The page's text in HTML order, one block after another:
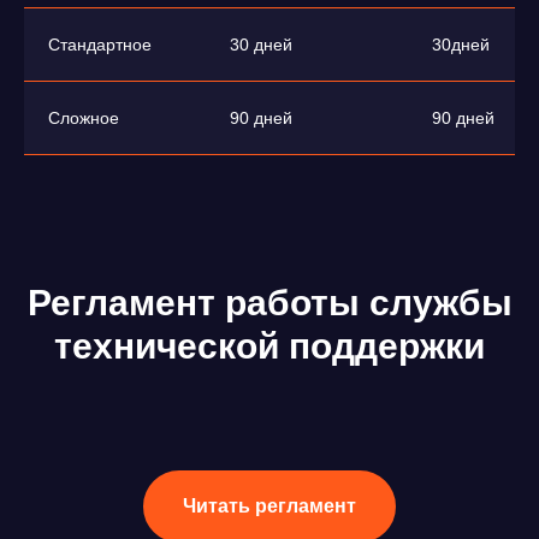
Стандартное 30 дней 30дней
Сложное 90 дней 90 дней
Регламент работы службы
технической поддержки
Читать регламент